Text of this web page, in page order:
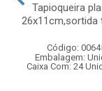
Tapioqueira
26x11cm,sortida
Código:
Embalagem:
Caixa Com: 24